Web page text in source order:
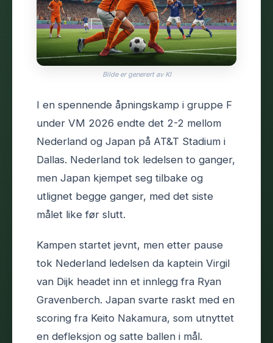
Bilde er generert av KI
I en spennende åpningskamp i gruppe F
under VM 2026 endte det 2-2 mellom
Nederland og Japan på AT&T Stadium i
Dallas. Nederland tok ledelsen to ganger,
men Japan kjempet seg tilbake og
utlignet begge ganger, med det siste
målet like før slutt.
Kampen startet jevnt, men etter pause
tok Nederland ledelsen da kaptein Virgil
van Dijk headet inn et innlegg fra Ryan
Gravenberch. Japan svarte raskt med en
scoring fra Keito Nakamura, som utnyttet
en defleksjon og satte ballen i mål.